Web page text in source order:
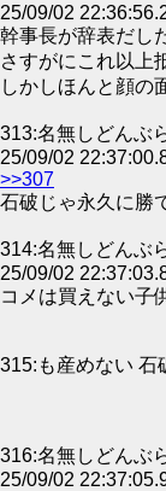
25/09/02
幹事長が辞表だし
さすがにこれ以上
しかしほんと顔の
313:名無しどんぶ
25/09/02
>>307
石破じゃ永久に勝
314:名無しどんぶ
25/09/02
コメは買えない子
315:も産めない 石
316:名無しどんぶ
25/09/02